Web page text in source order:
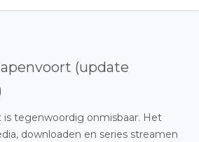
(update
is tegenwoordig onmisbaar. Het
downloaden en series streamen